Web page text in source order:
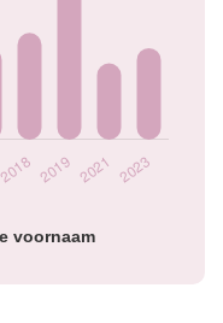
voornaam